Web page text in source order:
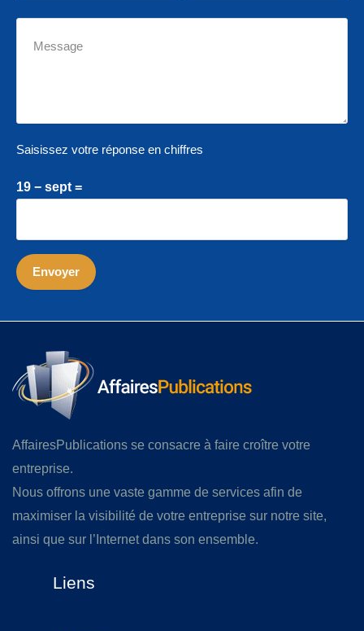
Saisissez votre réponse en chiffres
19 − sept =
AffairesPublications se consacre à faire croître votre
entreprise.
Nous offrons une vaste gamme de services afin de
maximiser la visibilité de votre entreprise sur notre site,
ainsi que sur l’Internet dans son ensemble.
Liens